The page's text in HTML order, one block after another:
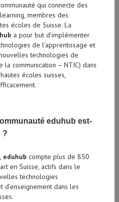
qui connecte des
membres des
écoles de Suisse. La
a pour but d’implémenter
de l’apprentissage et
technologies de
la communication – NTIC) dans
écoles suisses,
eduhub est-
?
eduhub compte plus de 850
en Suisse, actifs dans le
technologies
d’enseignement dans les